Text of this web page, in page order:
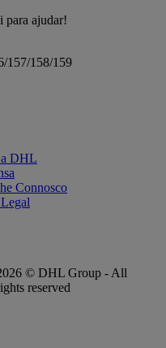
para ajudar!
157/158/159
a DHL
Connosco
© DHL Group - All
reserved